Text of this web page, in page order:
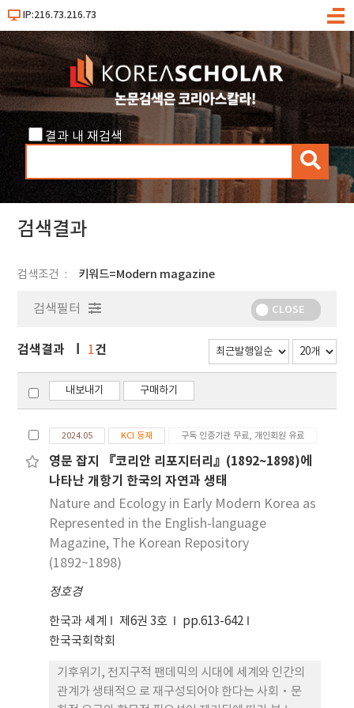
IP:216.73.216.73
메
결과 내 재검색
검
색
검색결과
검색조건 키워드=Modern magazine
검색필터 CLOSE
검색결과 1건
내보내기 구매하기
2024.05 KCI 등재 구독 인증기관 무료, 개인회원 유료
영문 잡지 『코리안 리포지터리』(1892~1898)에
나타난 개항기 한국의 자연과 생태
Nature and Ecology in Early Modern Korea as
Represented in the English-language
Magazine, The Korean Repository
(1892~1898)
정호경
한국과 세계 제6권 3호
pp.613-642
한국국회학회
기후위기, 전지구적 팬데믹의 시대에 세계와 인간의
관계가 생태적으 로 재구성되어야 한다는 사회‧문